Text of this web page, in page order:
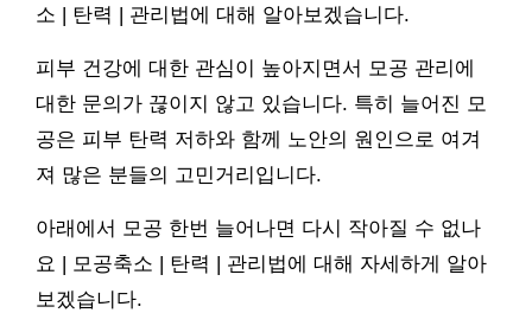
소 | 탄력 | 관리법에 대해 알아보겠습니다.
피부 건강에 대한 관심이 높아지면서 모공 관리에
대한 문의가 끊이지 않고 있습니다. 특히 늘어진 모
공은 피부 탄력 저하와 함께 노안의 원인으로 여겨
져 많은 분들의 고민거리입니다.
아래에서 모공 한번 늘어나면 다시 작아질 수 없나
요 | 모공축소 | 탄력 | 관리법에 대해 자세하게 알아
보겠습니다.